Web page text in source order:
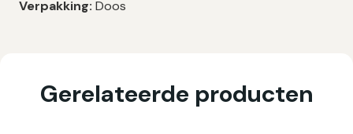
Verpakking: Doos
Gerelateerde producten